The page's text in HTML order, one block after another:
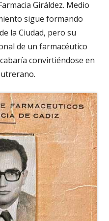
Giráldez. Medio
sigue formando
la Ciudad, pero su
de un farmacéutico
convirtiéndose en